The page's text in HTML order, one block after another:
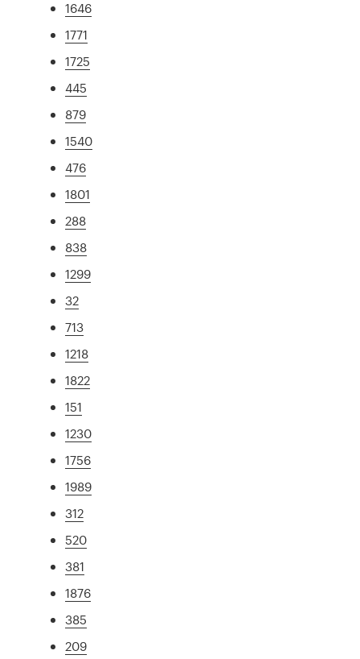
1646
1771
1725
445
879
1540
476
1801
288
838
1299
32
713
1218
1822
151
1230
1756
1989
312
520
381
1876
385
209